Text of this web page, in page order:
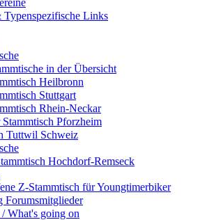
Links
in der Übersicht
Heilbronn
Stuttgart
Rhein-Neckar
Pforzheim
Tuttwil Schweiz
Hochdorf-Remseck
Z-Stammtisch für Youngtimerbiker
What's going on